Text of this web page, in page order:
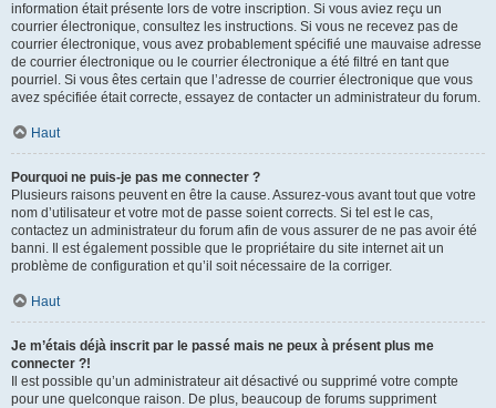
information était présente lors de votre inscription. Si vous aviez reçu un
courrier électronique, consultez les instructions. Si vous ne recevez pas de
courrier électronique, vous avez probablement spécifié une mauvaise adresse
de courrier électronique ou le courrier électronique a été filtré en tant que
pourriel. Si vous êtes certain que l’adresse de courrier électronique que vous
avez spécifiée était correcte, essayez de contacter un administrateur du forum.
Haut
Pourquoi ne puis-je pas me connecter ?
Plusieurs raisons peuvent en être la cause. Assurez-vous avant tout que votre
nom d’utilisateur et votre mot de passe soient corrects. Si tel est le cas,
contactez un administrateur du forum afin de vous assurer de ne pas avoir été
banni. Il est également possible que le propriétaire du site internet ait un
problème de configuration et qu’il soit nécessaire de la corriger.
Haut
Je m’étais déjà inscrit par le passé mais ne peux à présent plus me
connecter ?!
Il est possible qu’un administrateur ait désactivé ou supprimé votre compte
pour une quelconque raison. De plus, beaucoup de forums suppriment